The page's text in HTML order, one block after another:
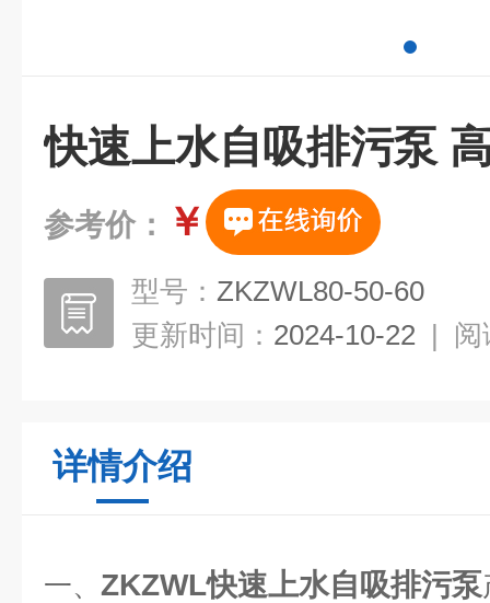
快速上水自吸排污泵
参考价： ￥
型号： ZKZWL80-50-60
更新时间： 2024-10-22 | 阅
详情介绍
一、 ZKZWL快速上水自吸排污泵